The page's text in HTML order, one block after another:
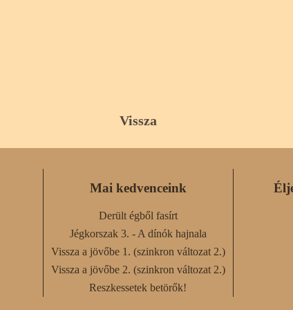
Vissza
Mai kedvenceink
Derült égből fasírt
Jégkorszak 3. - A dínók hajnala
Vissza a jövőbe 1. (szinkron változat 2.)
Vissza a jövőbe 2. (szinkron változat 2.)
Reszkessetek betörők!